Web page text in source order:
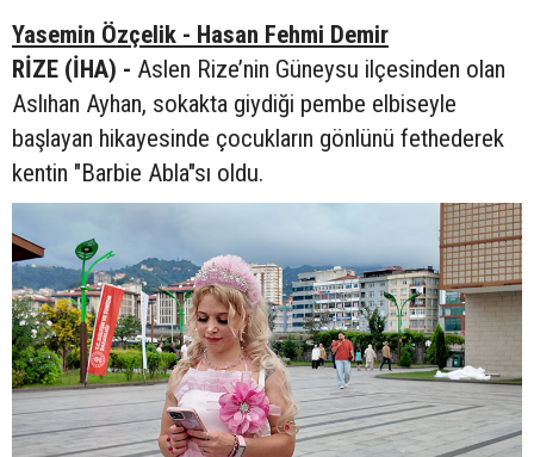
Yasemin Özçelik - Hasan Fehmi Demir
RİZE (İHA) - Aslen Rize’nin Güneysu ilçesinden olan
Aslıhan Ayhan, sokakta giydiği pembe elbiseyle
başlayan hikayesinde çocukların gönlünü fethederek
kentin "Barbie Abla"sı oldu.